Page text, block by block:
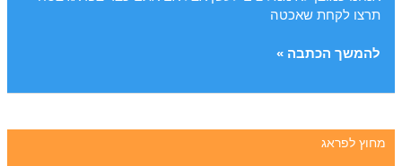
תרצו לקחת שאכטה
כמה
סיגריות
מחירי
סיגריות,
להמשך הכתבה »
מחוץ לפראג